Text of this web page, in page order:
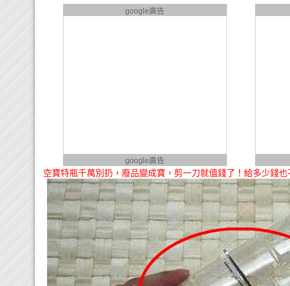
google廣告
google廣告
空寶特瓶千萬別扔，廢品變成寶，剪一刀就值錢了！給多少錢